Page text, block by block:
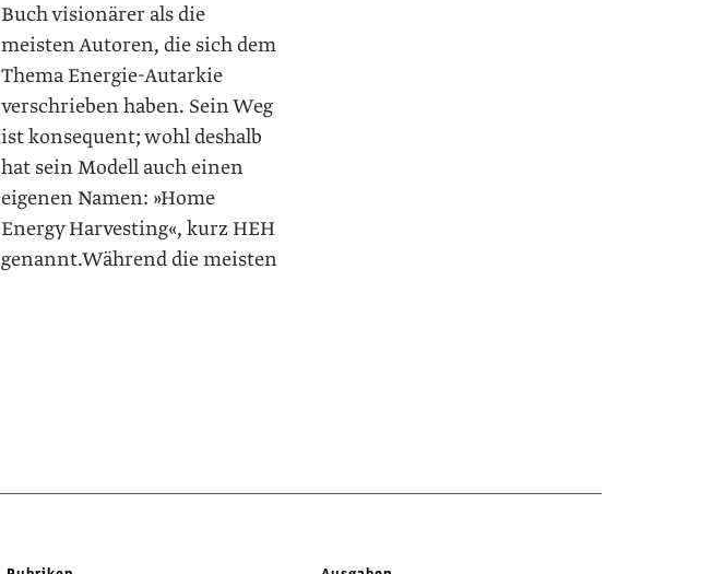
Buch visionärer als die
meisten Autoren, die sich dem
Thema Energie-Autar­kie
verschrieben haben. Sein Weg
ist konsequent; wohl deshalb
hat sein Modell auch einen
eigenen Namen: »Home
Energy Harvesting«, kurz HEH
genannt.Während die meisten